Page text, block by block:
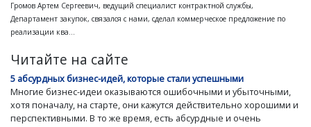
Громов Артем Сергеевич, ведущий специалист контрактной службы,
Департамент закупок, связался с нами, сделал коммерческое предложение по
реализации ква...
Читайте на сайте
5 абсурдных бизнес-идей, которые стали успешными
Многие бизнес-идеи оказываются ошибочными и убыточными,
хотя поначалу, на старте, они кажутся действительно хорошими и
перспективными. В то же время, есть абсурдные и очень